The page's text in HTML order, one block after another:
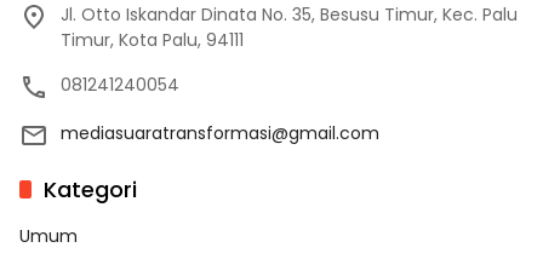
Jl. Otto Iskandar Dinata No. 35, Besusu Timur, Kec. Palu
Timur, Kota Palu, 94111
081241240054
mediasuaratransformasi@gmail.com
Kategori
Umum